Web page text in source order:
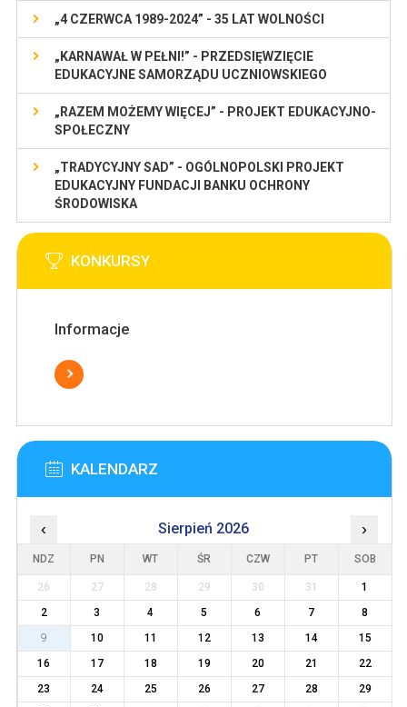
„4 CZERWCA 1989-2024” - 35 LAT WOLNOŚCI
„KARNAWAŁ W PEŁNI!” - PRZEDSIĘWZIĘCIE
EDUKACYJNE SAMORZĄDU UCZNIOWSKIEGO
„RAZEM MOŻEMY WIĘCEJ” - PROJEKT EDUKACYJNO-
SPOŁECZNY
„TRADYCYJNY SAD” - OGÓLNOPOLSKI PROJEKT
EDUKACYJNY FUNDACJI BANKU OCHRONY
ŚRODOWISKA
KONKURSY
Informacje
KALENDARZ
‹ Sierpień 2026 ›
NDZ PN WT ŚR CZW PT SOB
26 27 28 29 30 31
1
2
3 4 5 6 7
8
9
10 11 12 13 14
15
16
17 18 19 20 21
22
23
24 25 26 27 28
29